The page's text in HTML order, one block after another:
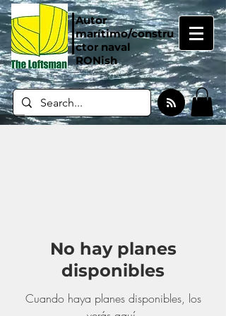
Autor
marítimo/constru
ctor naval
RONish
No hay planes
disponibles
Cuando haya planes disponibles, los